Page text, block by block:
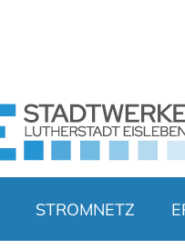
STROMNETZ